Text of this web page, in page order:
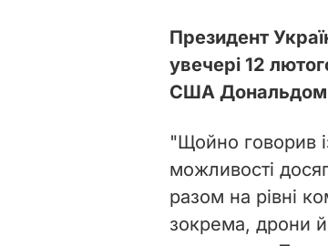
Президент
увечері 12
США Дональдом
"Щойно говорив
можливості
разом на рівні
зокрема, дрони й